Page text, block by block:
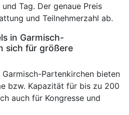
Tag. Der genaue Preis
und Teilnehmerzahl ab.
in Garmisch-
sich für größere
Partenkirchen bieten
bzw. Kapazität für bis zu 200
auch für Kongresse und